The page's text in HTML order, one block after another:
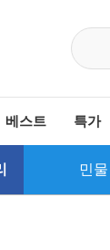
베스트 특가
민물